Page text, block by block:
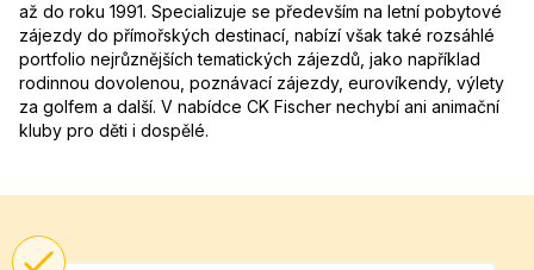
až do roku 1991. Specializuje se především na letní pobytové
zájezdy do přímořských destinací, nabízí však také rozsáhlé
portfolio nejrůznějších tematických zájezdů, jako například
rodinnou dovolenou, poznávací zájezdy, eurovíkendy, výlety
za golfem a další. V nabídce CK Fischer nechybí ani animační
kluby pro děti i dospělé.